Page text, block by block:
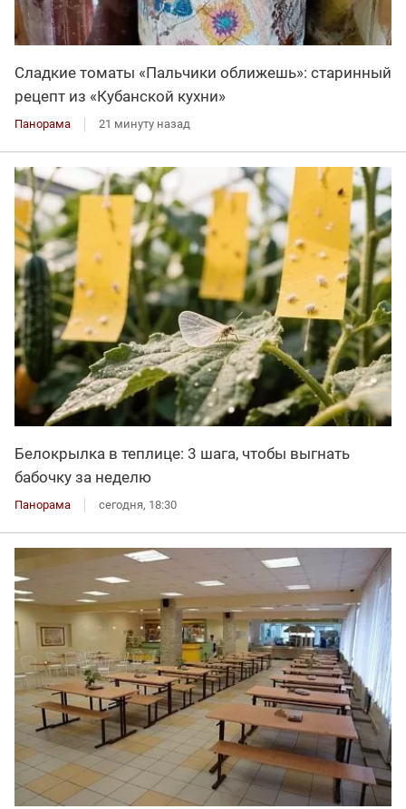
Сладкие томаты «Пальчики оближешь»: старинный
рецепт из «Кубанской кухни»
Панорама 21 минуту назад
Белокрылка в теплице: 3 шага, чтобы выгнать
бабочку за неделю
Панорама сегодня, 18:30